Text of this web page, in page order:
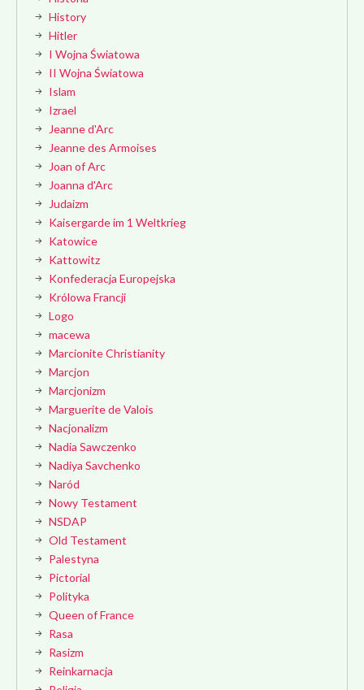
History
Hitler
I Wojna Światowa
II Wojna Światowa
Islam
Izrael
Jeanne d'Arc
Jeanne des Armoises
Joan of Arc
Joanna d'Arc
Judaizm
Kaisergarde im 1 Weltkrieg
Katowice
Kattowitz
Konfederacja Europejska
Królowa Francji
Logo
macewa
Marcionite Christianity
Marcjon
Marcjonizm
Marguerite de Valois
Nacjonalizm
Nadia Sawczenko
Nadiya Savchenko
Naród
Nowy Testament
NSDAP
Old Testament
Palestyna
Pictorial
Polityka
Queen of France
Rasa
Rasizm
Reinkarnacja